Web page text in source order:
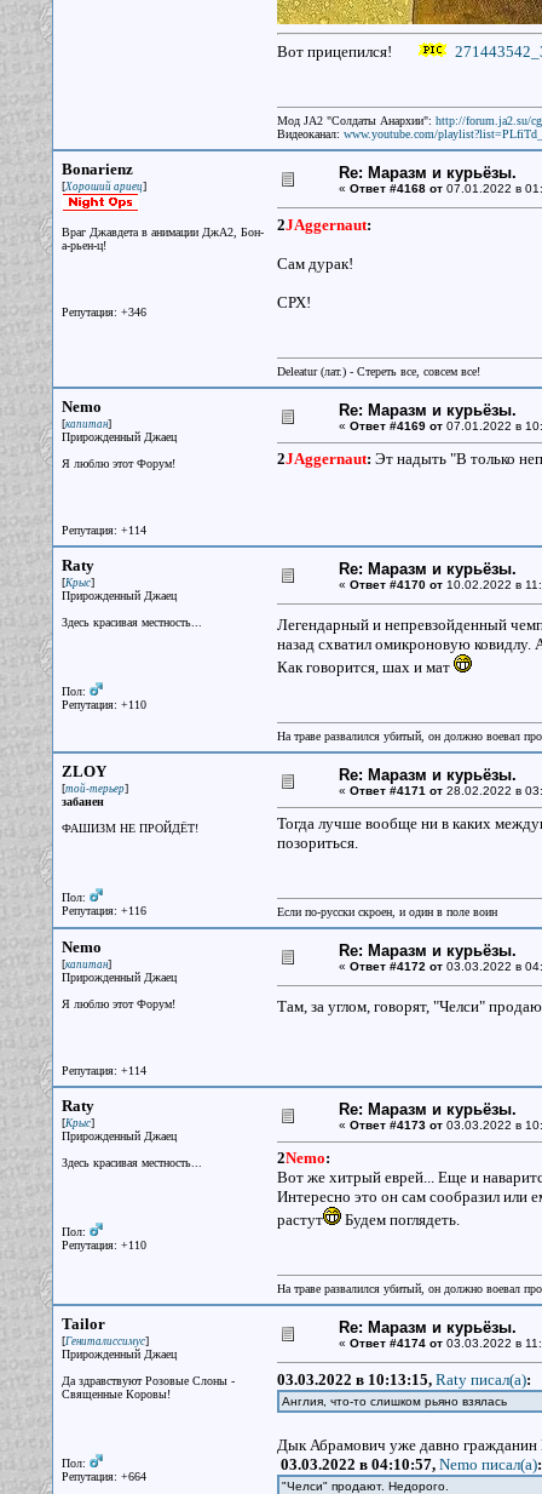
Вот прицепился!
Мод JA2 "Солдаты Анархии": http://forum.ja2.su/
Видеоканал: www.youtube.com/
Bonarienz
[Хороший ариец]
Враг Джавдета в анимации ДжА2, Бон-
а-рьен-ц!
Репутация: +346
Re: Маразм и курьёзы.
« Ответ #4168 от07.01.2022 в
2JAggernaut:
Сам дурак!
СРХ!
Deleatur (лат.) - Стереть все, совсем все!
Nemo
[капитан]
Прирожденный Джаец
Я люблю этот Форум!
Репутация: +114
Re: Маразм и курьёзы.
« Ответ #4169 от07.01.2022 в
2JAggernaut: Эт надыть "В только
Raty
[Крыс]
Прирожденный Джаец
Здесь красивая местность...
Пол:
Репутация: +110
Re: Маразм и курьёзы.
« Ответ #4170 от10.02.2022 в
Легендарный и непревзойденный
назад схватил омикроновую
Как говорится, шах и мат
На траве развалился убитый, он должно воевал
ZLOY
[той-терьер]
забанен
ФАШИЗМ НЕ ПРОЙДЁТ!
Пол:
Репутация: +116
Re: Маразм и курьёзы.
« Ответ #4171 от28.02.2022 в
Тогда лучше вообще ни в каких
позориться.
Если по-русски скроен, и один в поле воин
Nemo
[капитан]
Прирожденный Джаец
Я люблю этот Форум!
Репутация: +114
Re: Маразм и курьёзы.
« Ответ #4172 от03.03.2022 в
Там, за углом, говорят, "Челси"
Raty
[Крыс]
Прирожденный Джаец
Здесь красивая местность...
Пол:
Репутация: +110
Re: Маразм и курьёзы.
« Ответ #4173 от03.03.2022 в
2Nemo:
Вот же хитрый еврей... Еще и
Интересно это он сам сообразил или
растут
Будем поглядеть.
На траве развалился убитый, он должно воевал
Tailor
[Гениталиссимус]
Прирожденный Джаец
Да здравствуют Розовые Слоны -
Священные Коровы!
Пол:
Репутация: +664
Re: Маразм и курьёзы.
« Ответ #4174 от03.03.2022 в
03.03.2022 в 10:13:15, Raty писал(a):
Англия, что-то слишком рьяно взялась
Дык Абрамович уже давно
03.03.2022 в 04:10:57, Nemo писал(a):
"Челси" продают. Недорого.